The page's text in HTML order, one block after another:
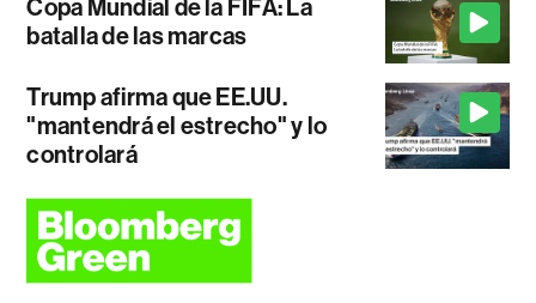
Copa Mundial de la FIFA: La
batalla de las marcas
Trump afirma que EE.UU.
"mantendrá el estrecho" y lo
controlará